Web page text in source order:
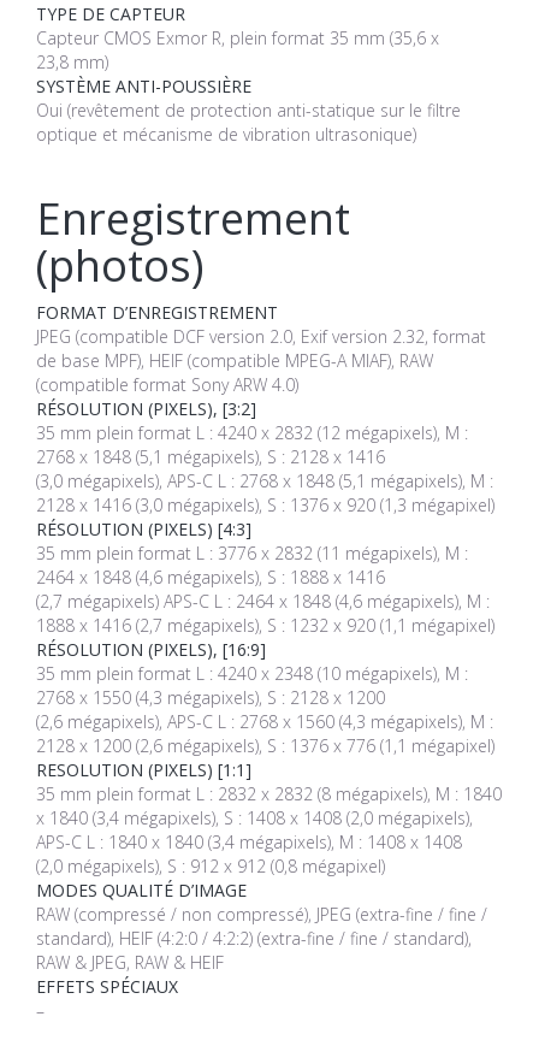
TYPE DE CAPTEUR
Capteur CMOS Exmor R, plein format 35 mm (35,6 x
23,8 mm)
SYSTÈME ANTI-POUSSIÈRE
Oui (revêtement de protection anti-statique sur le filtre
optique et mécanisme de vibration ultrasonique)
Enregistrement
(photos)
FORMAT D’ENREGISTREMENT
JPEG (compatible DCF version 2.0, Exif version 2.32, format
de base MPF), HEIF (compatible MPEG-A MIAF), RAW
(compatible format Sony ARW 4.0)
RÉSOLUTION (PIXELS), [3:2]
35 mm plein format L : 4240 x 2832 (12 mégapixels), M :
2768 x 1848 (5,1 mégapixels), S : 2128 x 1416
(3,0 mégapixels), APS-C L : 2768 x 1848 (5,1 mégapixels), M :
2128 x 1416 (3,0 mégapixels), S : 1376 x 920 (1,3 mégapixel)
RÉSOLUTION (PIXELS) [4:3]
35 mm plein format L : 3776 x 2832 (11 mégapixels), M :
2464 x 1848 (4,6 mégapixels), S : 1888 x 1416
(2,7 mégapixels) APS-C L : 2464 x 1848 (4,6 mégapixels), M :
1888 x 1416 (2,7 mégapixels), S : 1232 x 920 (1,1 mégapixel)
RÉSOLUTION (PIXELS), [16:9]
35 mm plein format L : 4240 x 2348 (10 mégapixels), M :
2768 x 1550 (4,3 mégapixels), S : 2128 x 1200
(2,6 mégapixels), APS-C L : 2768 x 1560 (4,3 mégapixels), M :
2128 x 1200 (2,6 mégapixels), S : 1376 x 776 (1,1 mégapixel)
RESOLUTION (PIXELS) [1:1]
35 mm plein format L : 2832 x 2832 (8 mégapixels), M : 1840
x 1840 (3,4 mégapixels), S : 1408 x 1408 (2,0 mégapixels),
APS-C L : 1840 x 1840 (3,4 mégapixels), M : 1408 x 1408
(2,0 mégapixels), S : 912 x 912 (0,8 mégapixel)
MODES QUALITÉ D’IMAGE
RAW (compressé / non compressé), JPEG (extra-fine / fine /
standard), HEIF (4:2:0 / 4:2:2) (extra-fine / fine / standard),
RAW & JPEG, RAW & HEIF
EFFETS SPÉCIAUX
–